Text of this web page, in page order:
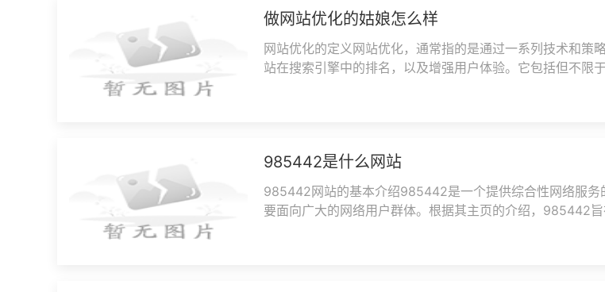
做网站优化的姑娘怎么样
网站优化的定义网站优化，通常指的是通过一系列技术和策
站在搜索引擎中的排名，以及增强用户体验。它包括但不限
985442是什么网站
985442网站的基本介绍985442是一个提供综合性网络服务
要面向广大的网络用户群体。根据其主页的介绍，985442旨